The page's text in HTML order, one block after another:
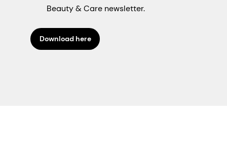
Beauty & Care newsletter.
Download here